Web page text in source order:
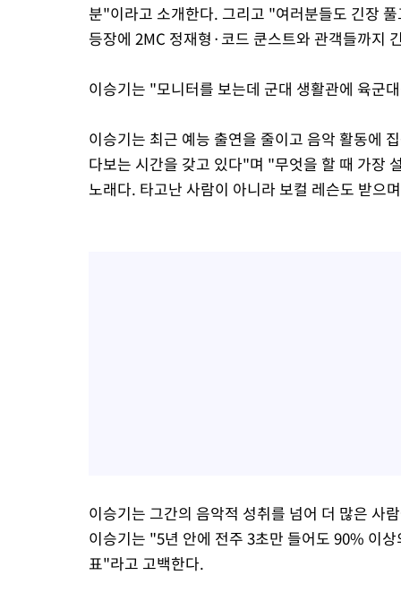
분"이라고 소개한다. 그리고 "여러분들도 긴장
등장에 2MC 정재형·코드 쿤스트와 관객들까지
이승기는 "모니터를 보는데 군대 생활관에 육군
이승기는 최근 예능 출연을 줄이고 음악 활동에
다보는 시간을 갖고 있다"며 "무엇을 할 때 가장
노래다. 타고난 사람이 아니라 보컬 레슨도 받으
이승기는 그간의 음악적 성취를 넘어 더 많은 사
이승기는 "5년 안에 전주 3초만 들어도 90% 이
표"라고 고백한다.